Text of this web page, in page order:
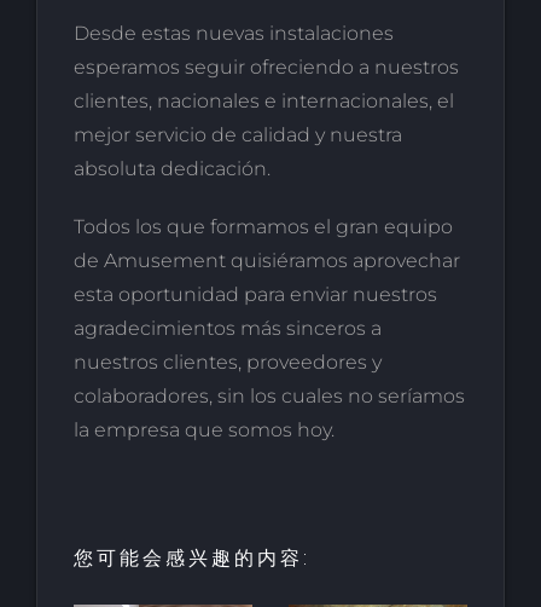
Desde estas nuevas instalaciones
esperamos seguir ofreciendo a nuestros
clientes, nacionales e internacionales, el
mejor servicio de calidad y nuestra
absoluta dedicación.
Todos los que formamos el gran equipo
de Amusement quisiéramos aprovechar
esta oportunidad para enviar nuestros
agradecimientos más sinceros a
nuestros clientes, proveedores y
colaboradores, sin los cuales no seríamos
la empresa que somos hoy.
您可能会感兴趣的内容: